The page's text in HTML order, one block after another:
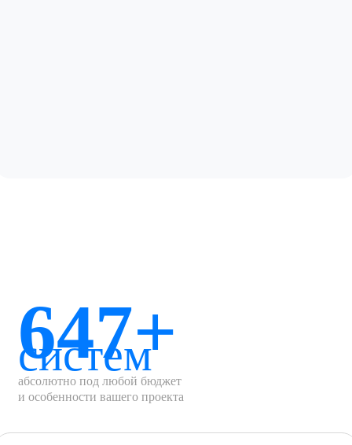
647+
систем
абсолютно под любой бюджет
и особенности вашего проекта